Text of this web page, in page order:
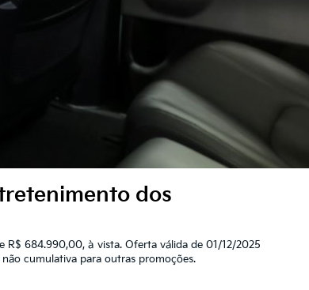
dos
R$ 684.990,00, à vista. Oferta válida de 01/12/2025
cumulativa para outras promoções.